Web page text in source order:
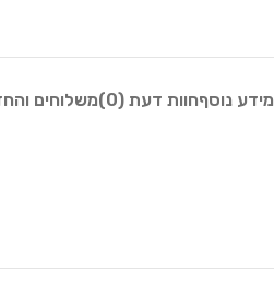
מידע נוסףחוות דעת (0) משלוחים